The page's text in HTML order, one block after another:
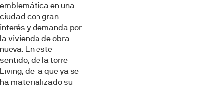
Esta página web usa cookies
Las cookies de este sitio web se usan para personalizar
el contenido y los anuncios, ofrecer funciones de redes
sociales y analizar el tráfico. Además, compartimos
información sobre el uso que haga del sitio web con
nuestros partners de redes sociales, publicidad y análisis
emblemática en una
ciudad con gran
interés y demanda por
la vivienda de obra
nueva. En este
sentido, de la torre
Living, de la que ya se
ha materializado su